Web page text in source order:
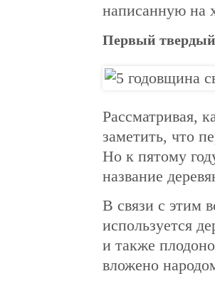
написанную на
Первый твердый
Рассматривая,
заметить, что
Но к пятому
название
В связи с этим
используется
и также
вложено